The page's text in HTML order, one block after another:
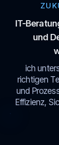
IT-
und
ich
richtigen
und
Effizienz,